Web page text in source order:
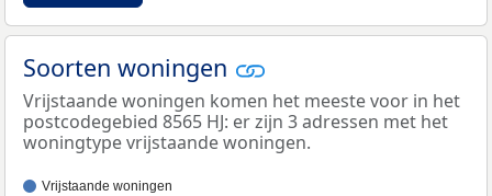
Soorten woningen
Vrijstaande woningen komen het meeste voor in het
postcodegebied 8565 HJ: er zijn 3 adressen met het
woningtype vrijstaande woningen.
Vrijstaande woningen